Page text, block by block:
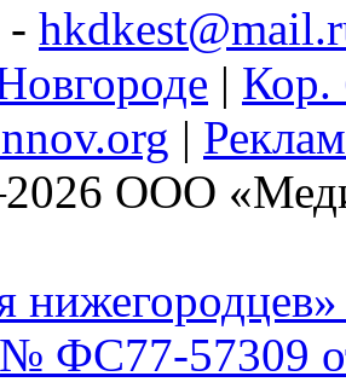
-
| Кор.
|
ООО
нижегородцев»
57309